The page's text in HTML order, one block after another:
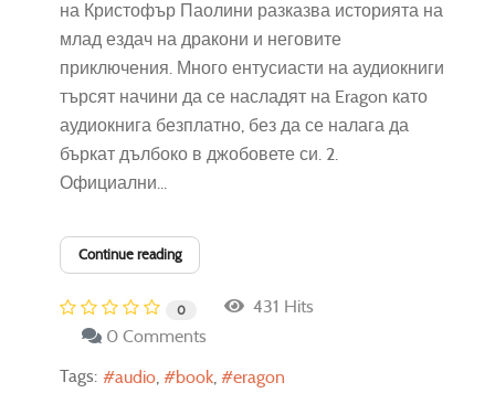
на Кристофър Паолини разказва историята на
млад ездач на дракони и неговите
приключения. Много ентусиасти на аудиокниги
търсят начини да се насладят на Eragon като
аудиокнига безплатно, без да се налага да
бъркат дълбоко в джобовете си. 2.
Официални...
Continue reading
0
431 Hits
0 Comments
Tags:
audio book eragon